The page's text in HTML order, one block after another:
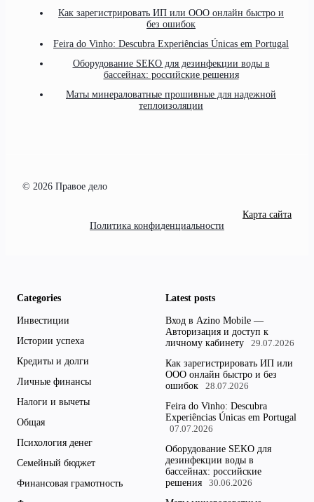
Как зарегистрировать ИП или ООО онлайн быстро и
без ошибок
Feira do Vinho: Descubra Experiências Únicas em Portugal
Оборудование SEKO для дезинфекции воды в
бассейнах: российские решения
Маты минераловатные прошивные для надежной
теплоизоляции
© 2026 Правое дело
Карта сайта
Политика конфиденциальности
Categories
Инвестиции
Истории успеха
Кредиты и долги
Личные финансы
Налоги и вычеты
Общая
Психология денег
Семейный бюджет
Финансовая грамотность
Latest posts
Вход в Azino Mobile —
Авторизация и доступ к
личному кабинету
29.07.2026
Как зарегистрировать ИП или
ООО онлайн быстро и без
ошибок
28.07.2026
Feira do Vinho: Descubra
Experiências Únicas em Portugal
07.07.2026
Оборудование SEKO для
дезинфекции воды в
бассейнах: российские
решения
30.06.2026